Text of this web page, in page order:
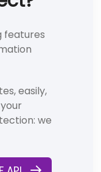
features
easily,
we